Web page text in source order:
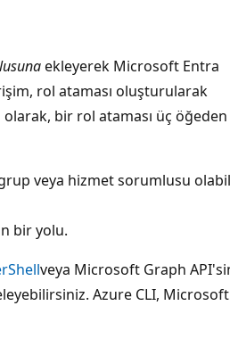
ekleyerek Microsoft Entra
rol ataması oluşturularak
bir rol ataması üç öğeden
veya hizmet sorumlusu
bir yolu.
veya Microsoft Graph
Azure CLI, Microsoft